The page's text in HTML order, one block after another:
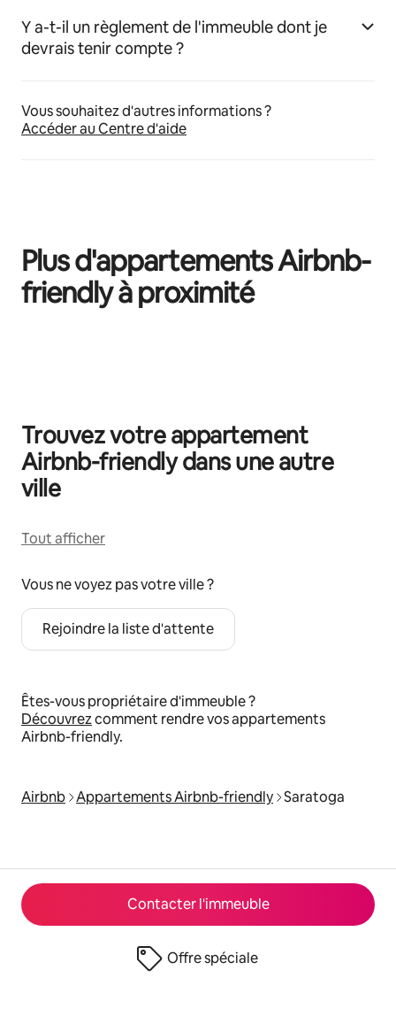
Contacter l'immeuble
Offre spéciale
Y a-t-il un règlement de l'immeuble dont je
devrais tenir compte ?
Vous souhaitez d'autres informations ?
Accéder au Centre d'aide
Plus d'appartements Airbnb-
friendly à proximité
Trouvez votre appartement
Airbnb-friendly dans une autre
ville
Tout afficher
Vous ne voyez pas votre ville ?
Rejoindre la liste d'attente
Êtes-vous propriétaire d'immeuble ?
Découvrezcomment rendre vos appartements
Airbnb-friendly.
Airbnb Appartements Airbnb-friendly Saratoga